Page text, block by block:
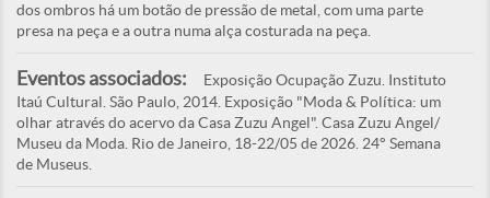
dos ombros há um botão de pressão de metal, com uma parte
presa na peça e a outra numa alça costurada na peça.
Eventos associados:
Exposição Ocupação Zuzu. Instituto
Itaú Cultural. São Paulo, 2014. Exposição "Moda & Política: um
olhar através do acervo da Casa Zuzu Angel". Casa Zuzu Angel/
Museu da Moda. Rio de Janeiro, 18-22/05 de 2026. 24° Semana
de Museus.